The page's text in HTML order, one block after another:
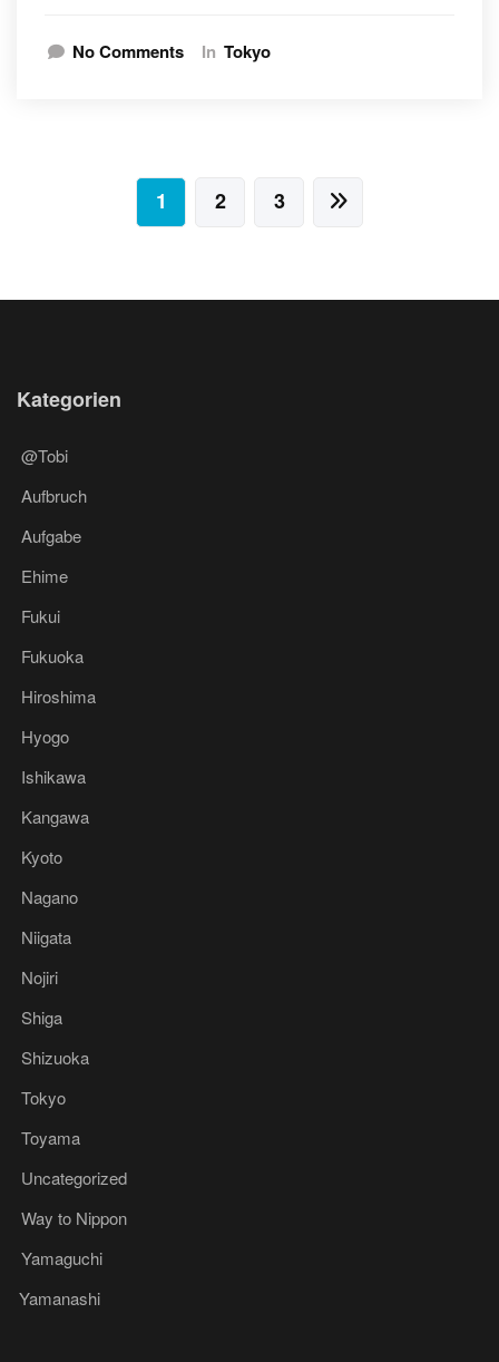
No Comments In Tokyo
Seitennummerierung
der
1 2 3
Kategorien
@Tobi
Aufbruch
Aufgabe
Ehime
Fukui
Fukuoka
Hiroshima
Hyogo
Ishikawa
Kangawa
Kyoto
Nagano
Niigata
Nojiri
Shiga
Shizuoka
Tokyo
Toyama
Uncategorized
Way to Nippon
Yamaguchi
Yamanashi